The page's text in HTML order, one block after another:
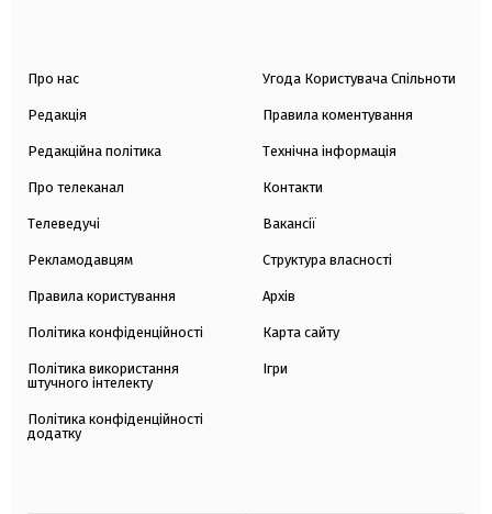
Про нас
Редакція
Редакційна політика
Про телеканал
Телеведучі
Рекламодавцям
Правила користування
Політика конфіденційності
Політика використання
штучного інтелекту
Політика конфіденційності
додатку
Угода Користувача Спільноти
Правила коментування
Технічна інформація
Контакти
Вакансії
Структура власності
Архів
Карта сайту
Ігри